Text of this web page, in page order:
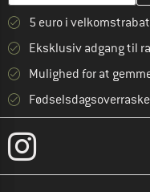
5 euro i
Eksklusiv adgang til
Mulighed for at